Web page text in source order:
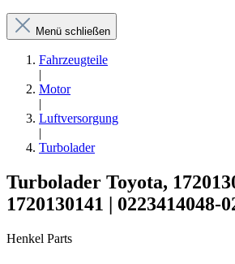
Menü schließen
Fahrzeugteile
|
Motor
|
Luftversorgung
|
Turbolader
Turbolader Toyota,
1720130141 | 0223414048-
Henkel Parts